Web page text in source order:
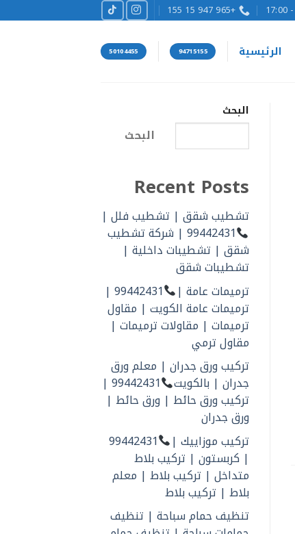
+965 947 15 155
الرئيسية 94715155
50104455
البحث
البحث
Recent Posts
تشطيب شقق | تشطيب فلل |
99442431 | شركة تشطيب
شقق | تشطيبات داخلية |
تشطيبات شقق
ترميمات عامة |
99442431 |
ترميمات عامة الكويت | مقاول
ترميمات | مقاولات ترميمات |
مقاول ترمي
تركيب ورق جدران | معلم ورق
جدران | بالكويت
99442431 |
تركيب ورق حائط | ورق حائط |
ورق جدران
تركيب موزاييك |
99442431
| كربستون | تركيب بلاط
متداخل | تركيب بلاط | معلم
بلاط | تركيب بلاط
تنظيف حمام سباحة | تنظيف